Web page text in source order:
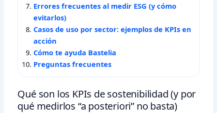
Errores frecuentes al medir ESG (y cómo
evitarlos)
Casos de uso por sector: ejemplos de KPIs en
acción
Cómo te ayuda Bastelia
Preguntas frecuentes
Qué son los KPIs de sostenibilidad (y por
qué medirlos “a posteriori” no basta)